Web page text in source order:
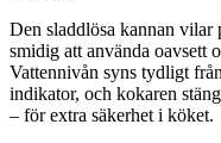
Den sladdlösa kannan vilar
smidig att använda oavsett
Vattennivån syns tydligt
indikator, och kokaren
– för extra säkerhet i köket.